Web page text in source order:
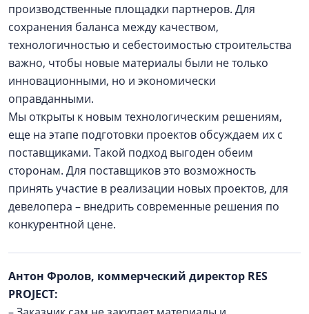
производственные площадки партнеров. Для
сохранения баланса между качеством,
технологичностью и себестоимостью строительства
важно, чтобы новые материалы были не только
инновационными, но и экономически
оправданными.
Мы открыты к новым технологическим решениям,
еще на этапе подготовки проектов обсуждаем их с
поставщиками. Такой подход выгоден обеим
сторонам. Для поставщиков это возможность
принять участие в реализации новых проектов, для
девелопера – внедрить современные решения по
конкурентной цене.
Антон Фролов, коммерческий директор RES
PROJECT: